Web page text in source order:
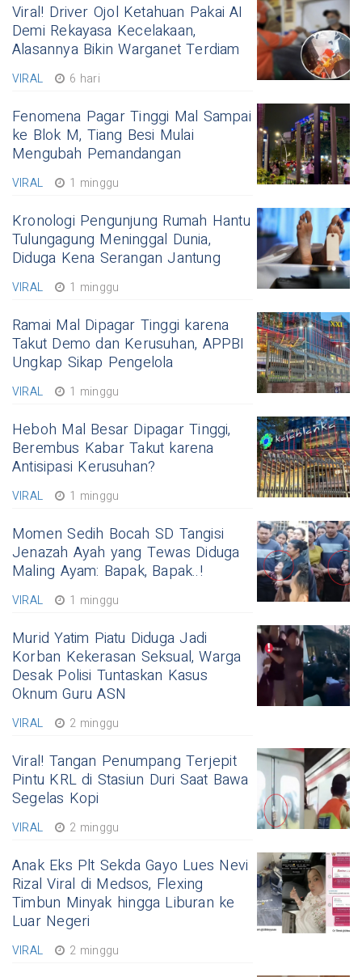
Viral! Driver Ojol Ketahuan Pakai AI
Demi Rekayasa Kecelakaan,
Alasannya Bikin Warganet Terdiam
VIRAL 6 hari
Fenomena Pagar Tinggi Mal Sampai
ke Blok M, Tiang Besi Mulai
Mengubah Pemandangan
VIRAL 1 minggu
Kronologi Pengunjung Rumah Hantu
Tulungagung Meninggal Dunia,
Diduga Kena Serangan Jantung
VIRAL 1 minggu
Ramai Mal Dipagar Tinggi karena
Takut Demo dan Kerusuhan, APPBI
Ungkap Sikap Pengelola
VIRAL 1 minggu
Heboh Mal Besar Dipagar Tinggi,
Berembus Kabar Takut karena
Antisipasi Kerusuhan?
VIRAL 1 minggu
Momen Sedih Bocah SD Tangisi
Jenazah Ayah yang Tewas Diduga
Maling Ayam: Bapak, Bapak..!
VIRAL 1 minggu
Murid Yatim Piatu Diduga Jadi
Korban Kekerasan Seksual, Warga
Desak Polisi Tuntaskan Kasus
Oknum Guru ASN
VIRAL 2 minggu
Viral! Tangan Penumpang Terjepit
Pintu KRL di Stasiun Duri Saat Bawa
Segelas Kopi
VIRAL 2 minggu
Anak Eks Plt Sekda Gayo Lues Nevi
Rizal Viral di Medsos, Flexing
Timbun Minyak hingga Liburan ke
Luar Negeri
VIRAL 2 minggu